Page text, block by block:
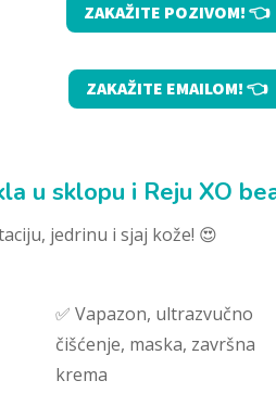
ZAKAŽITE POZIVOM! 👈
ZAKAŽITE EMAILOM! 👈
u sklopu i Reju XO
jedrinu i sjaj kože! 😍
✅ Vapazon, ultrazvučno
čišćenje, maska, završna
krema